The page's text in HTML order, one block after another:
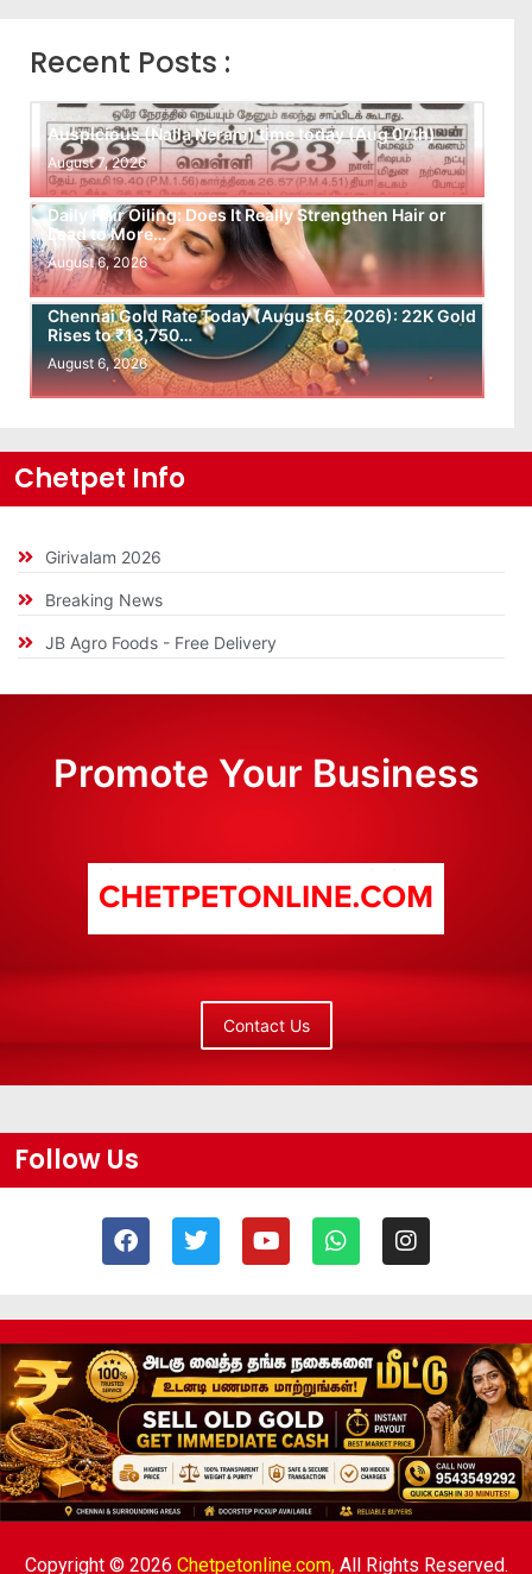
Recent Posts :
Auspicious (Nalla Neram) time today (Aug 07th)
August 7, 2026
Daily Hair Oiling: Does It Really Strengthen Hair or
Lead to More…
August 6, 2026
Chennai Gold Rate Today (August 6, 2026): 22K Gold
Rises to ₹13,750…
August 6, 2026
Chetpet Info
Girivalam 2026
Breaking News
JB Agro Foods - Free Delivery
Promote Your Business
Contact Us
Follow Us
Copyright © 2026 Chetpetonline.com,All Rights Reserved.